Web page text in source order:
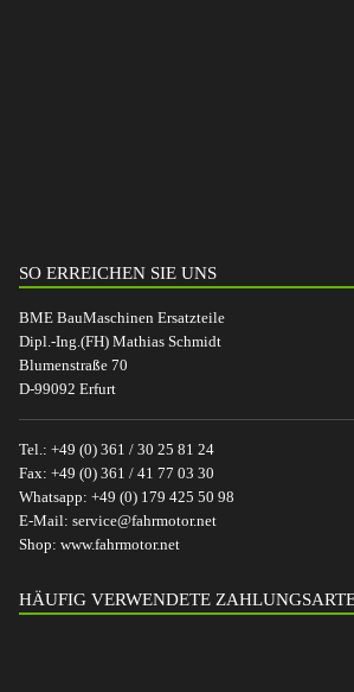
SO ERREICHEN SIE UNS
BME BauMaschinen Ersatzteile
Dipl.-Ing.(FH) Mathias Schmidt
Blumenstraße 70
D-99092 Erfurt
Tel.: +49 (0) 361 / 30 25 81 24
Fax: +49 (0) 361 / 41 77 03 30
Whatsapp: +49 (0) 179 425 50 98
E-Mail: service@fahrmotor.net
Shop: www.fahrmotor.net
HÄUFIG VERWENDETE